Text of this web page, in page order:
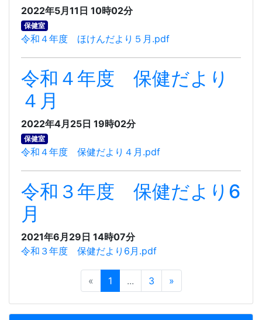
2022年5月11日 10時02分
保健室
令和４年度 ほけんだより５月.pdf
令和４年度 保健だより
４月
2022年4月25日 19時02分
保健室
令和４年度 保健だより４月.pdf
令和３年度 保健だより6
月
2021年6月29日 14時07分
令和３年度 保健だより6月.pdf
« 1 ... 3 »